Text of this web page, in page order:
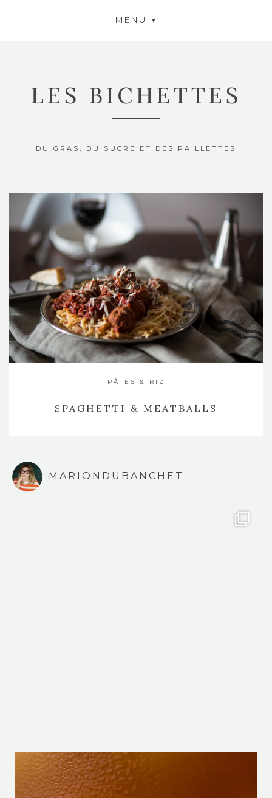
MENU
LES BICHETTES
DU GRAS, DU SUCRE ET DES PAILLETTES
PÂTES & RIZ
SPAGHETTI & MEATBALLS
MARIONDUBANCHET